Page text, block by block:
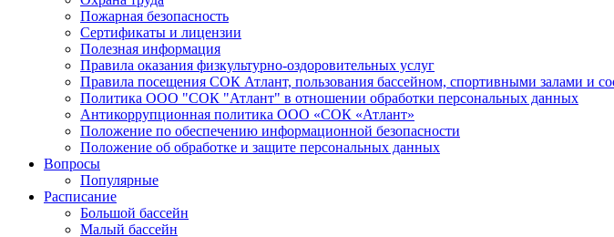
Пожарная безопасность
Сертификаты и лицензии
Полезная информация
Правила оказания физкультурно-оздоровительных услуг
Правила посещения СОК Атлант, пользования бассейном, спортивными залами и
Политика ООО "СОК "Атлант" в отношении обработки персональных данных
Антикоррупционная политика ООО «СОК «Атлант»
Положение по обеспечению информационной безопасности
Положение об обработке и защите персональных данных
Вопросы
Популярные
Расписание
Большой бассейн
Малый бассейн